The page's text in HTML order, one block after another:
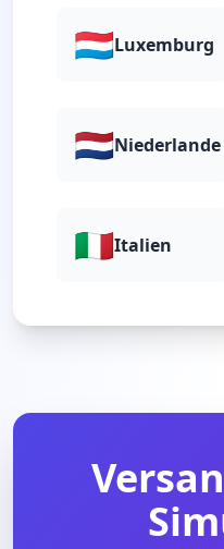
🇱🇺Luxemburg
🇳🇱Niederlande
🇮🇹Italien